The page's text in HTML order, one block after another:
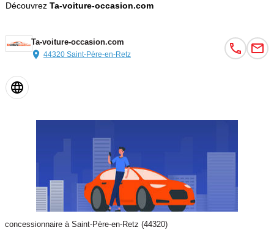
Airbags frontaux
Airbags rideaux AV et AR
Antipatinage
Couleur
Noir
Découvrez Ta-voiture-occasion.com
Ta-voiture-occasion.com
44320 Saint-Père-en-Retz
concessionnaire à Saint-Père-en-Retz (44320)